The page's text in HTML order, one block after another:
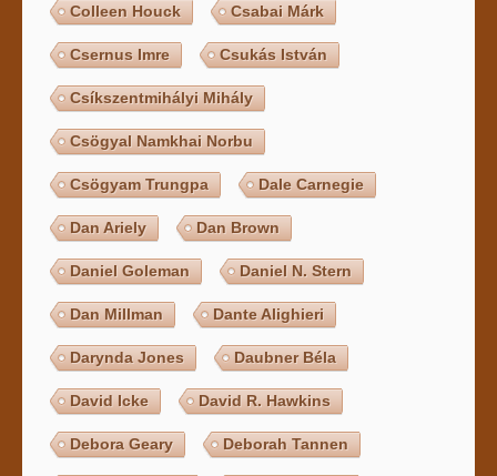
Colleen Houck Csabai Márk
Csernus Imre Csukás István
Csíkszentmihályi Mihály
Csögyal Namkhai Norbu
Csögyam Trungpa Dale Carnegie
Dan Ariely Dan Brown
Daniel Goleman Daniel N. Stern
Dan Millman Dante Alighieri
Darynda Jones Daubner Béla
David Icke David R. Hawkins
Debora Geary Deborah Tannen